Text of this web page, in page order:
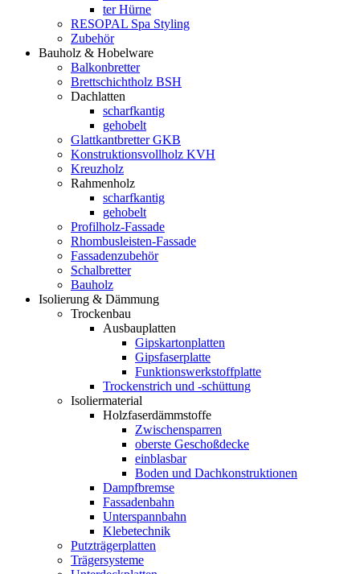
ter Hürne
RESOPAL Spa Styling
Zubehör
Bauholz & Hobelware
Balkonbretter
Brettschichtholz BSH
Dachlatten
scharfkantig
gehobelt
Glattkantbretter GKB
Konstruktionsvollholz KVH
Kreuzholz
Rahmenholz
scharfkantig
gehobelt
Profilholz-Fassade
Rhombusleisten-Fassade
Fassadenzubehör
Schalbretter
Bauholz
Isolierung & Dämmung
Trockenbau
Ausbauplatten
Gipskartonplatten
Gipsfaserplatte
Funktionswerkstoffplatte
Trockenstrich und -schüttung
Isoliermaterial
Holzfaserdämmstoffe
Zwischensparren
oberste Geschoßdecke
einblasbar
Boden und Dachkonstruktionen
Dampfbremse
Fassadenbahn
Unterspannbahn
Klebetechnik
Putzträgerplatten
Trägersysteme